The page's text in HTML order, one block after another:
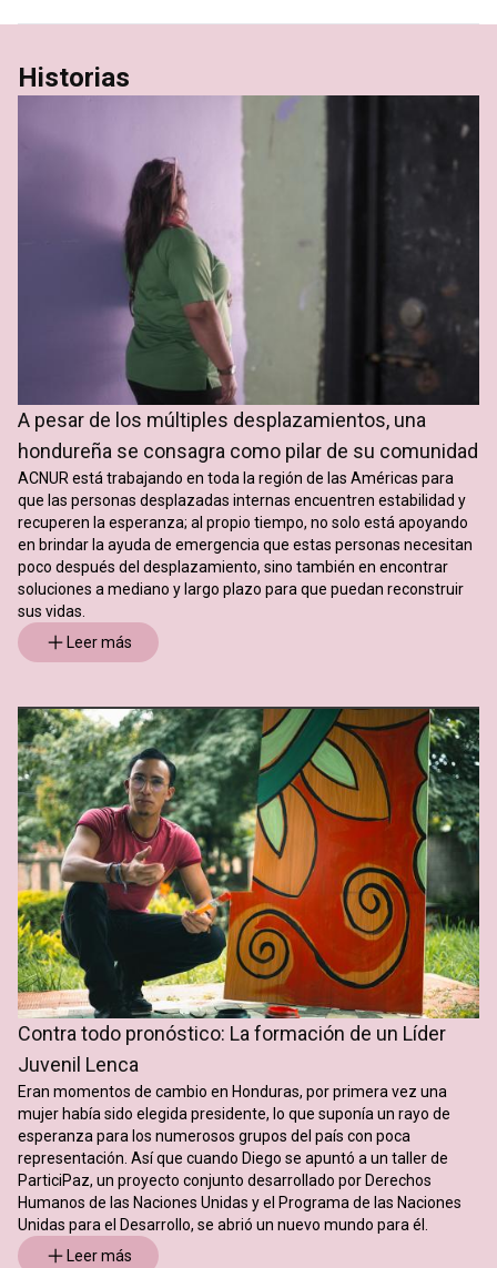
Historias
A pesar de los múltiples desplazamientos, una
hondureña se consagra como pilar de su comunidad
ACNUR está trabajando en toda la región de las Américas para
que las personas desplazadas internas encuentren estabilidad y
recuperen la esperanza; al propio tiempo, no solo está apoyando
en brindar la ayuda de emergencia que estas personas necesitan
poco después del desplazamiento, sino también en encontrar
soluciones a mediano y largo plazo para que puedan reconstruir
sus vidas.
Leer más
Contra todo pronóstico: La formación de un Líder
Juvenil Lenca
Eran momentos de cambio en Honduras, por primera vez una
mujer había sido elegida presidente, lo que suponía un rayo de
esperanza para los numerosos grupos del país con poca
representación. Así que cuando Diego se apuntó a un taller de
ParticiPaz, un proyecto conjunto desarrollado por Derechos
Humanos de las Naciones Unidas y el Programa de las Naciones
Unidas para el Desarrollo, se abrió un nuevo mundo para él.
Leer más